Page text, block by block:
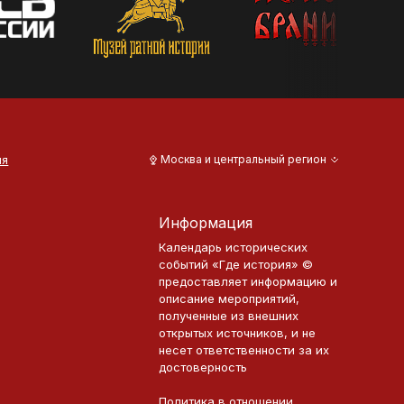
Москва и центральный регион
Информация
Календарь исторических
событий «Где история» ©
предоставляет информацию и
описание мероприятий,
полученные из внешних
открытых источников, и не
несет ответственности за их
достоверность